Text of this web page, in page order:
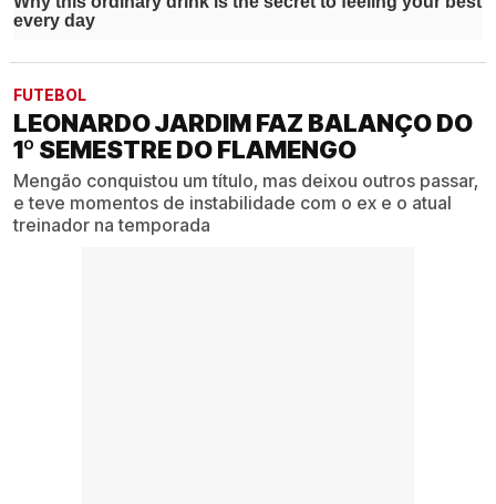
FUTEBOL
LEONARDO JARDIM FAZ BALANÇO DO
1º SEMESTRE DO FLAMENGO
Mengão conquistou um título, mas deixou outros passar,
e teve momentos de instabilidade com o ex e o atual
treinador na temporada